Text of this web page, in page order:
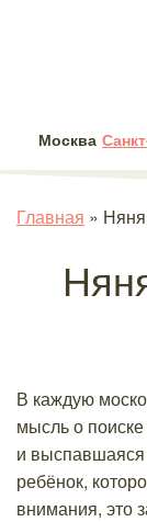
Москва
Главная »
В каждую
мысль о
и
ребёнок,
внимания, это